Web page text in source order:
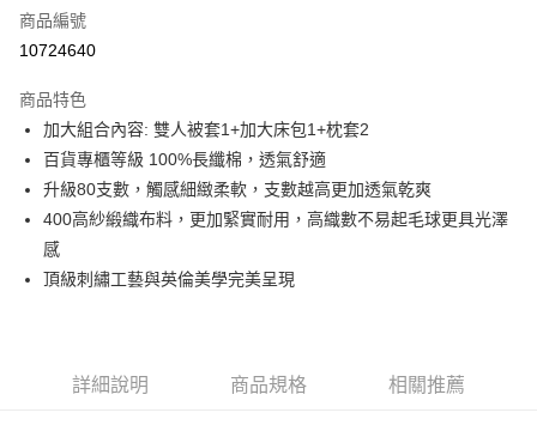
台灣樂天信用卡公司
便利好安心！
１．簡單：不需註冊會員、不需綁卡、不需儲值。
２．便利：只要手機號碼，簡訊認證，即可結帳。
【「AFTEE先享後付」結帳流程】
１．於結帳方式選擇「AFTEE先享後付」後，將跳轉至「AFTEE先享後付」
結帳頁面，進行簡訊認證並確認金額後，即可完成結帳。
２．訂單成立數日內，您將收到繳費通知簡訊。
ATM／網路銀行／等多元方式進行付款，方視為交易完成。
※ 請注意：結帳手續完成當下不需立刻繳費，但若您需要取消訂單，請聯絡
購買商品的店家。未經商家同意取消之訂單仍視為有效，需透過AFTEE先享
後付繳納相關費用。
【注意事項】
運送方式
商品編號
10724640
商品特色
加大組合內容: 雙人被套1+加大床包1+枕套2
百貨專櫃等級 100%長纖棉，透氣舒適
升級80支數，觸感細緻柔軟，支數越高更加透氣乾爽
400高紗緞織布料，更加緊實耐用，高織數不易起毛球更具光澤
感
頂級刺繡工藝與英倫美學完美呈現
詳細說明 商品規格 相關推薦